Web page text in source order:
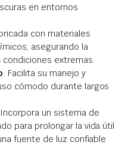
en entornos
con materiales
asegurando la
extremas.
: Facilita su manejo y
cómodo durante largos
un sistema de
para prolongar la vida útil
fuente de luz confiable